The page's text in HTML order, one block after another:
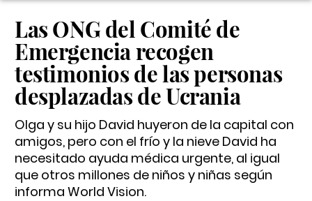
Las ONG del Comité de
Emergencia recogen
testimonios de las personas
desplazadas de Ucrania
Olga y su hijo David huyeron de la capital con
amigos, pero con el frío y la nieve David ha
necesitado ayuda médica urgente, al igual
que otros millones de niños y niñas según
informa World Vision.